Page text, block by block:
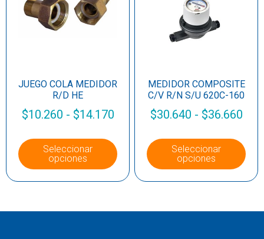
JUEGO COLA MEDIDOR
R/D HE
$10.260 - $14.170
Seleccionar
opciones
MEDIDOR COMPOSITE
C/V R/N S/U 620C-160
$30.640 - $36.660
Seleccionar
opciones